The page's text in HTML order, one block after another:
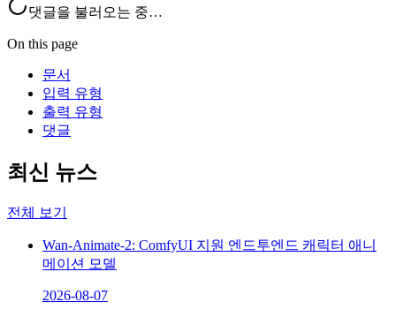
댓글을 불러오는 중…
On this page
문서
입력 유형
출력 유형
댓글
최신 뉴스
전체 보기
Wan-Animate-2: ComfyUI 지원 엔드투엔드 캐릭터 애니
메이션 모델
2026-08-07